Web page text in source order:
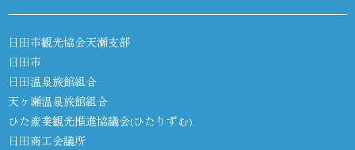
日田市観光協会天瀬支部
日田市
日田温泉旅館組合
天ヶ瀬温泉旅館組合
ひた産業観光推進協議会(ひたりずむ)
日田商工会議所